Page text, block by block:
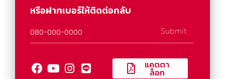
หรือฝากเบอร์ให้ติดต่อกลับ
Submit
แคตตา
ล็อก